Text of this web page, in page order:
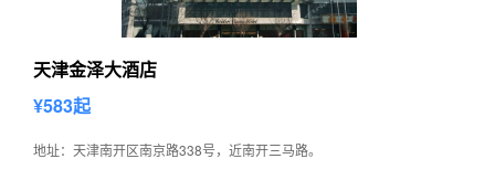
天津金泽大酒店
¥583起
地址：天津南开区南京路338号，近南开三马路。